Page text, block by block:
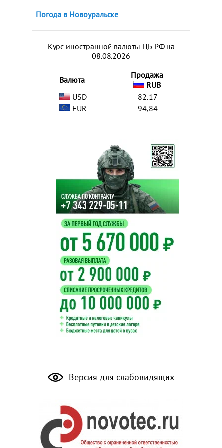
Погода в Новоуральске
Курс иностранной валюты ЦБ РФ на
08.08.2026
Валюта
Продажа
RUB
USD
82,17
EUR
94,84
Версия для слабовидящих